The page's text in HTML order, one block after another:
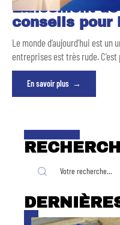
Lancement
conseils pour
Le monde d’aujourd’hui est
entreprises est très rude.
En savoir plus